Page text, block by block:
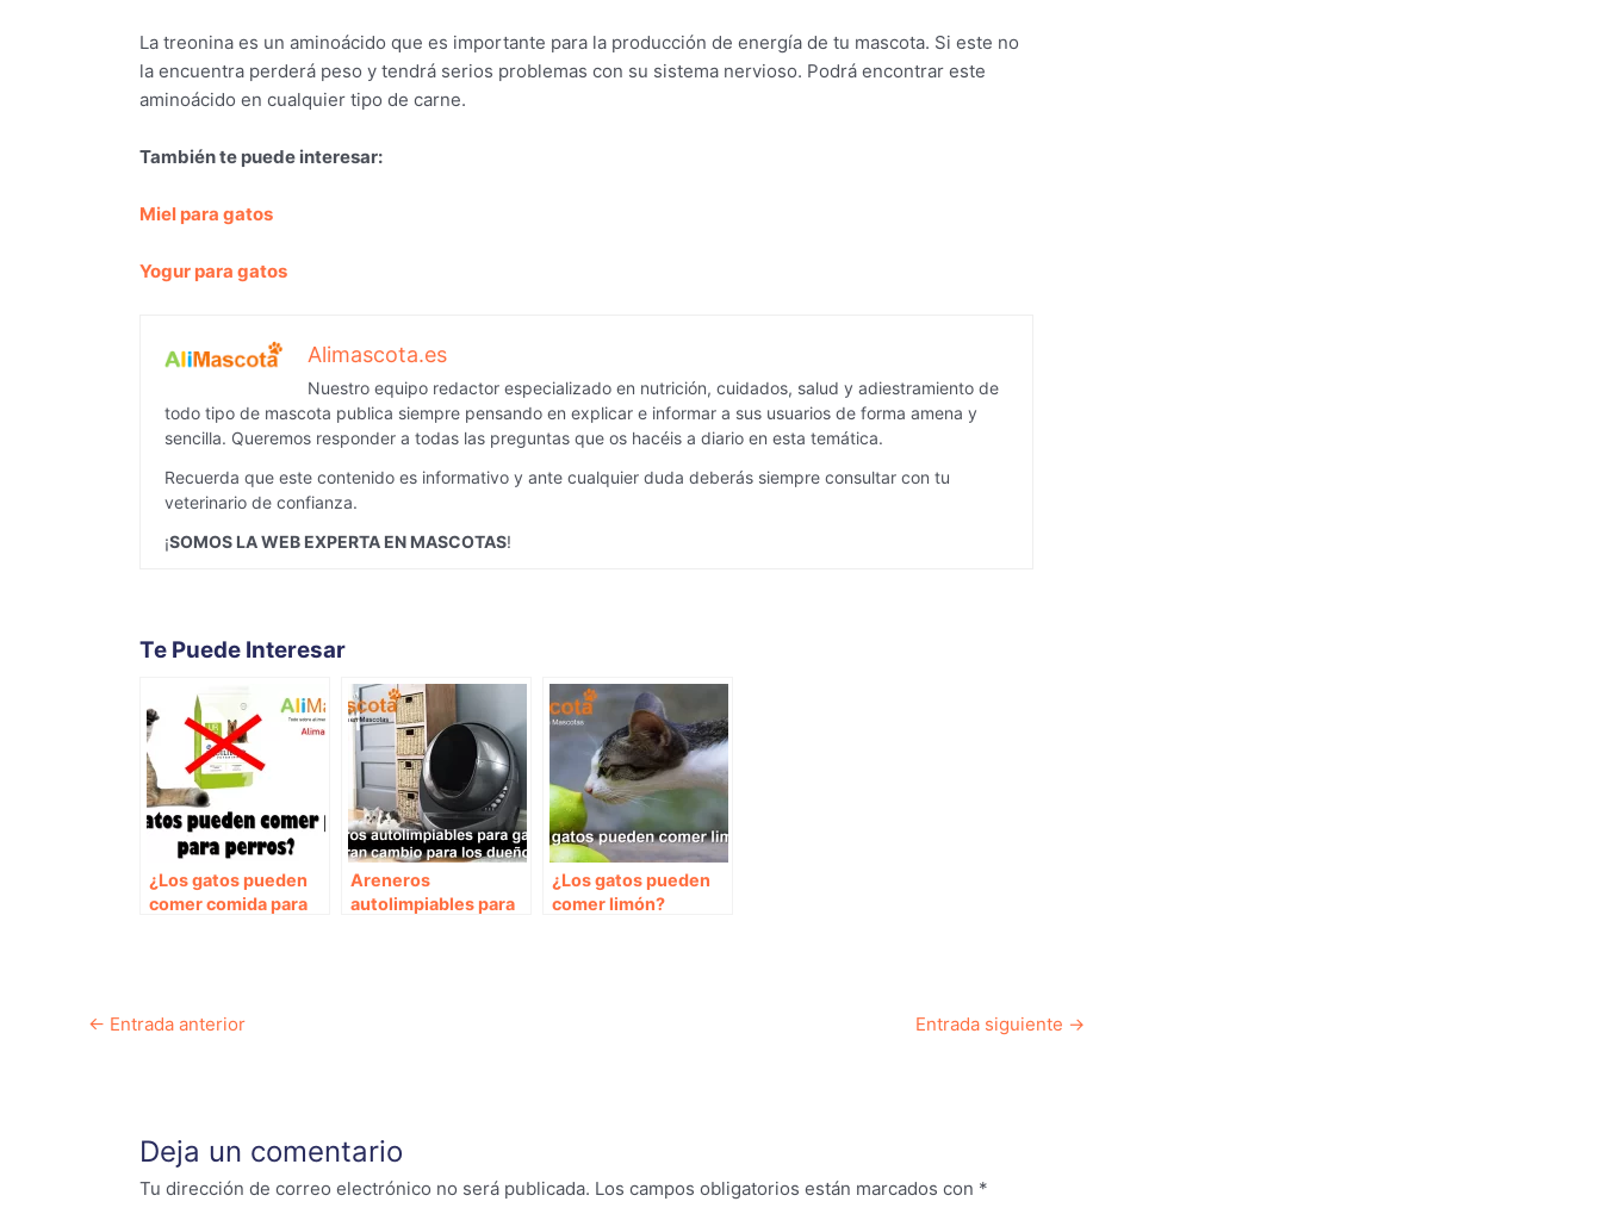
La treonina es un aminoácido que es importante para la producción de energía de tu mascota. Si este no
la encuentra perderá peso y tendrá serios problemas con su sistema nervioso. Podrá encontrar este
aminoácido en cualquier tipo de carne.
También te puede interesar:
Miel para gatos
Yogur para gatos
Alimascota.es
Nuestro equipo redactor especializado en nutrición, cuidados, salud y adiestramiento de
todo tipo de mascota publica siempre pensando en explicar e informar a sus usuarios de forma amena y
sencilla. Queremos responder a todas las preguntas que os hacéis a diario en esta temática.
Recuerda que este contenido es informativo y ante cualquier duda deberás siempre consultar con tu
veterinario de confianza.
¡SOMOS LA WEB EXPERTA EN MASCOTAS!
Te Puede Interesar
¿Los gatos pueden
comer comida para
Areneros
autolimpiables para
¿Los gatos pueden
comer limón?
Navegación
← Entrada anterior Entrada siguiente →
Deja un comentario
Tu dirección de correo electrónico no será publicada. Los campos obligatorios están marcados con *